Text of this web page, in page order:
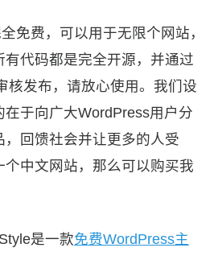
免费，可以用于无限个网站，
代码都是完全开源，并通过
核发布，请放心使用。我们设
于向广大WordPress用户分
回馈社会并让更多的人受
中文网站，那么可以购买我
是一款免费WordPress主